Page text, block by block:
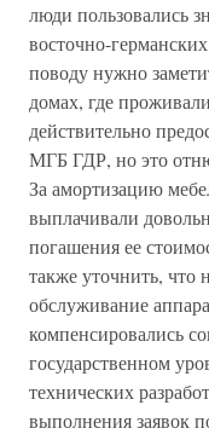
люди пользовались
восточно-
поводу нужно
домах, где
действительно
МГБ ГДР, но это
За амортизацию
выплачивали
погашения ее
также уточнить,
обслуживание
компенсировались
государственном
технических
выполнения заявок